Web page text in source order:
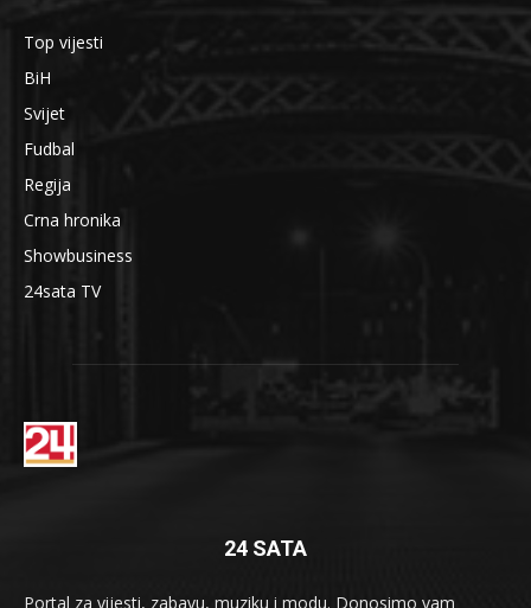
Top vijesti
BiH
Svijet
Fudbal
Regija
Crna hronika
Showbusiness
24sata TV
24 SATA
Portal za vijesti, zabavu, muziku i modu. Donosimo vam